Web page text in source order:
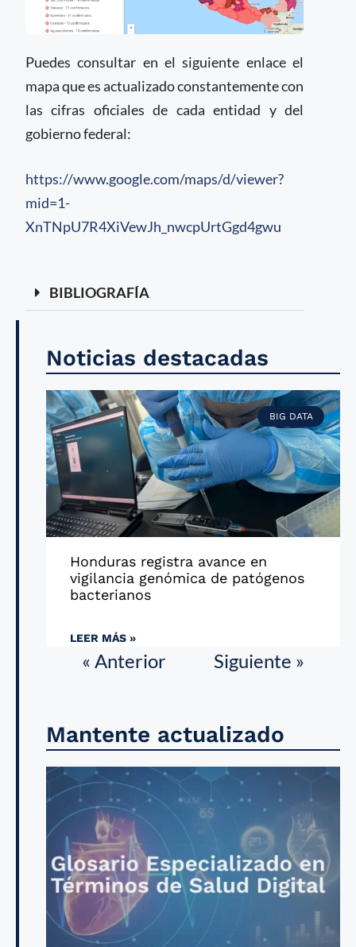
Puedes consultar en el siguiente enlace el
mapa que es actualizado constantemente con
las cifras oficiales de cada entidad y del
gobierno federal:
https://www.google.com/maps/d/viewer?
mid=1-
XnTNpU7R4XiVewJh_nwcpUrtGgd4gwu
BIBLIOGRAFÍA
Noticias destacadas
BIG DATA
Honduras registra avance en
vigilancia genómica de patógenos
bacterianos
LEER MÁS »
« Anterior Siguiente »
Mantente actualizado